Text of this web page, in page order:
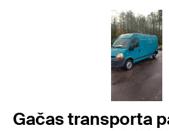
Gačas transporta